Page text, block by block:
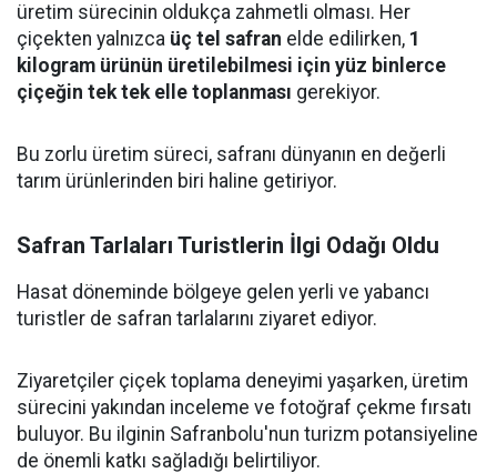
üretim sürecinin oldukça zahmetli olması. Her
çiçekten yalnızca üç tel safran elde edilirken, 1
kilogram ürünün üretilebilmesi için yüz binlerce
çiçeğin tek tek elle toplanması gerekiyor.
Bu zorlu üretim süreci, safranı dünyanın en değerli
tarım ürünlerinden biri haline getiriyor.
Safran Tarlaları Turistlerin İlgi Odağı Oldu
Hasat döneminde bölgeye gelen yerli ve yabancı
turistler de safran tarlalarını ziyaret ediyor.
Ziyaretçiler çiçek toplama deneyimi yaşarken, üretim
sürecini yakından inceleme ve fotoğraf çekme fırsatı
buluyor. Bu ilginin Safranbolu'nun turizm potansiyeline
de önemli katkı sağladığı belirtiliyor.